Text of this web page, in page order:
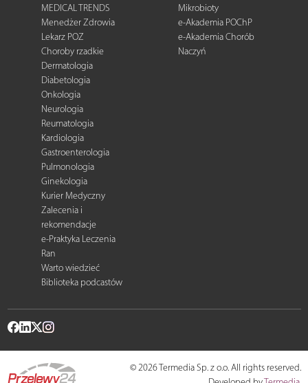
MEDICAL TRENDS
Menedżer Zdrowia
Lekarz POZ
Choroby rzadkie
Dermatologia
Diabetologia
Onkologia
Neurologia
Reumatologia
Kardiologia
Gastroenterologia
Pulmonologia
Ginekologia
Kurier Medyczny
Zalecenia i
rekomendacje
e-Praktyka Leczenia
Ran
Warto wiedzieć
Biblioteka podcastów
Mikrobioty
e-Akademia POChP
e-Akademia Chorób
Naczyń
© 2026 Termedia Sp. z o.o. All rights reserved.